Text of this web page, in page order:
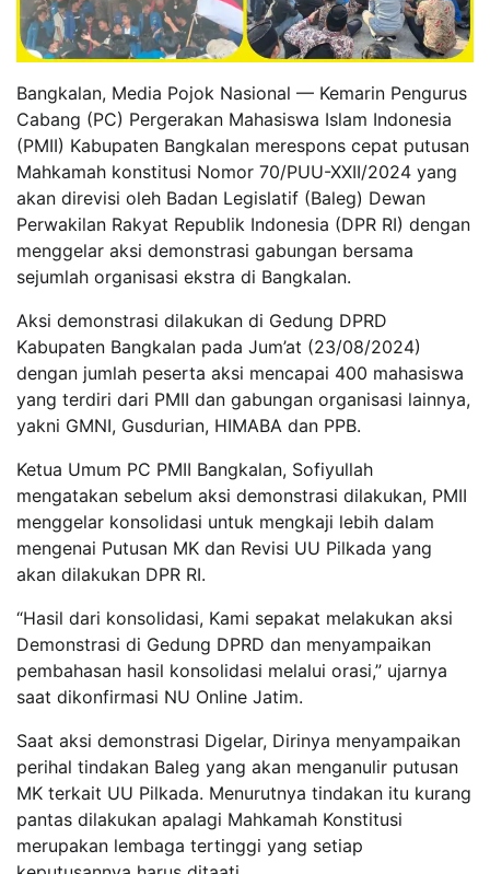
Bangkalan, Media Pojok Nasional — Kemarin Pengurus
Cabang (PC) Pergerakan Mahasiswa Islam Indonesia
(PMII) Kabupaten Bangkalan merespons cepat putusan
Mahkamah konstitusi Nomor 70/PUU-XXII/2024 yang
akan direvisi oleh Badan Legislatif (Baleg) Dewan
Perwakilan Rakyat Republik Indonesia (DPR RI) dengan
menggelar aksi demonstrasi gabungan bersama
sejumlah organisasi ekstra di Bangkalan.
Aksi demonstrasi dilakukan di Gedung DPRD
Kabupaten Bangkalan pada Jum’at (23/08/2024)
dengan jumlah peserta aksi mencapai 400 mahasiswa
yang terdiri dari PMII dan gabungan organisasi lainnya,
yakni GMNI, Gusdurian, HIMABA dan PPB.
Ketua Umum PC PMII Bangkalan, Sofiyullah
mengatakan sebelum aksi demonstrasi dilakukan, PMII
menggelar konsolidasi untuk mengkaji lebih dalam
mengenai Putusan MK dan Revisi UU Pilkada yang
akan dilakukan DPR RI.
“Hasil dari konsolidasi, Kami sepakat melakukan aksi
Demonstrasi di Gedung DPRD dan menyampaikan
pembahasan hasil konsolidasi melalui orasi,” ujarnya
saat dikonfirmasi NU Online Jatim.
Saat aksi demonstrasi Digelar, Dirinya menyampaikan
perihal tindakan Baleg yang akan menganulir putusan
MK terkait UU Pilkada. Menurutnya tindakan itu kurang
pantas dilakukan apalagi Mahkamah Konstitusi
merupakan lembaga tertinggi yang setiap